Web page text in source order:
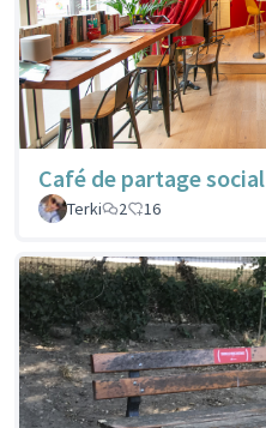
Café de partage social
Terki
2 16